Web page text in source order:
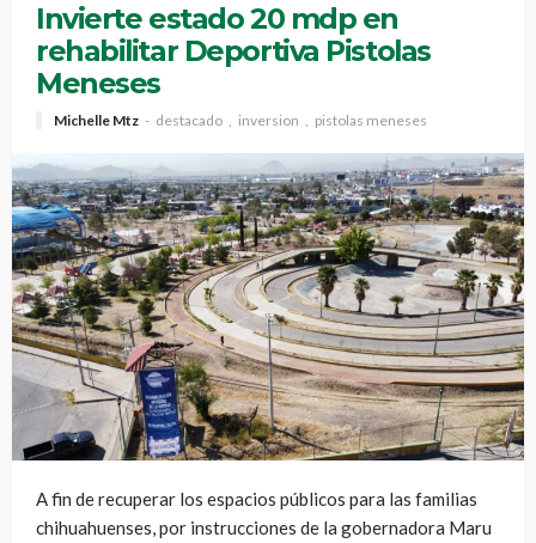
Invierte estado 20 mdp en
rehabilitar Deportiva Pistolas
Meneses
Michelle Mtz destacado inversion pistolas meneses
A fin de recuperar los espacios públicos para las familias
chihuahuenses, por instrucciones de la gobernadora Maru